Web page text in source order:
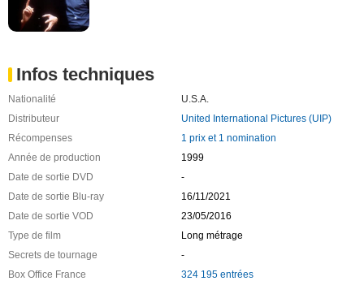
Infos techniques
Nationalité
U.S.A.
Distributeur
United International Pictures (UIP)
Récompenses
1 prix et 1 nomination
Année de production
1999
Date de sortie DVD
-
Date de sortie Blu-ray
16/11/2021
Date de sortie VOD
23/05/2016
Type de film
Long métrage
Secrets de tournage
-
Box Office France
324 195 entrées